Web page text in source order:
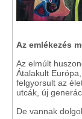
Az emlékezés
Az elmúlt
Átalakult
felgyorsult az
utcák, új
De vannak